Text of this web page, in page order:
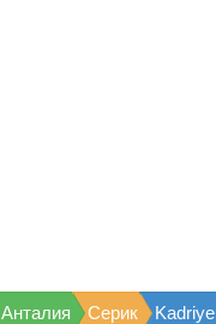
Анталия Серик Kadriye